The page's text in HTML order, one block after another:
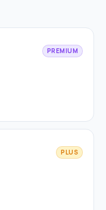
PREMIUM
PLUS